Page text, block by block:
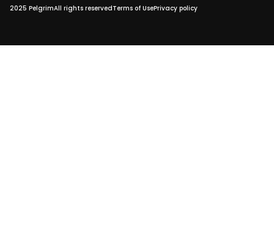
2025 PelgrimAll rights reservedTerms of UsePrivacy policy